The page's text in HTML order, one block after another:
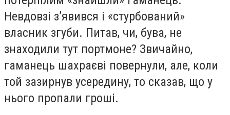
Невдовзі з’явився і «стурбований»
власник згуби. Питав, чи, бува, не
знаходили тут портмоне? Звичайно,
гаманець шахраєві повернули, але, коли
той зазирнув усередину, то сказав, що у
нього пропали гроші.